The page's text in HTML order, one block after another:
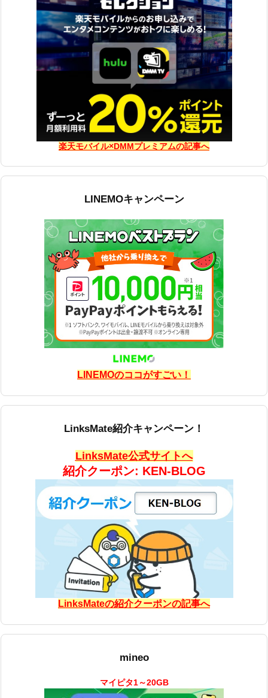
楽天モバイル×DMMプレミアムの記事へ
LINEMOキャンペーン
LINEMOのココがすごい！
LinksMate紹介キャンペーン！
LinksMate公式サイトへ
紹介クーポン: KEN-BLOG
LinksMateの紹介クーポンの記事へ
mineo
マイピタ1～20GB